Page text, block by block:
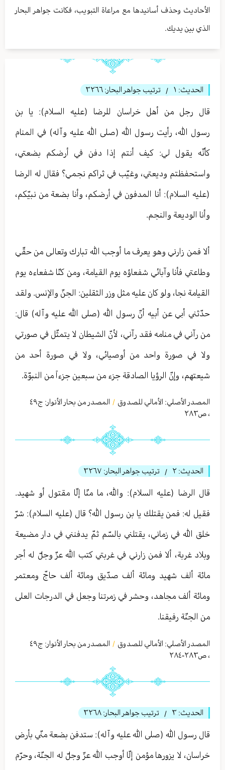
الأحاديث وحذف أسانيدها مع مراعاة التبويب، فكانت جواهر البحار
الذي بين يديك.
الحديث: ١ / ترتيب جواهر البحار: ٣٢٦٦
قال رجل من أهل خراسان للرضا (عليه السلام): يا بن
رسول الله، رأيت رسول الله (صلى الله عليه وآله) في المنام
كأنّه يقول لي: كيف أنتم إذا دفن في أرضكم بضعتي،
واستحفظتم وديعتي، وغيّب في ثراكم نجمي؟ فقال له الرضا
(عليه السلام): أنا المدفون في أرضكم، وأنا بضعة من نبيّكم،
وأنا الوديعة والنجم.
ألا فمن زارني وهو يعرف ما أوجب الله تبارك وتعالی من حقّي
وطاعتي فأنا وآبائي شفعاؤه يوم القيامة، ومن كنّا شفعاءه يوم
القيامة نجا، ولو كان عليه مثل وزر الثقلين: الجنّ والإنس. ولقد
حدّثني أبي عن أبيه أنّ رسول الله (صلى الله عليه وآله) قال:
من رآني في منامه فقد رآني، لأنّ الشيطان لا يتمثّل في صورتي
ولا في صورة واحد من أوصيائي، ولا في صورة أحد من
شيعتهم، وإنّ الرؤيا الصادقة جزء من سبعين جزءاً من النبوّة.
المصدر الأصلي: الأمالي للصدوق / المصدر من بحار الأنوار: ج٤٩
، ص٢٨٣
الحديث: ٢ / ترتيب جواهر البحار: ٣٢٦٧
قال الرضا (عليه السلام): والله، ما منّا إلّا مقتول أو شهيد.
فقيل له: فمن يقتلك يا بن رسول الله؟ قال (عليه السلام): شرّ
خلق الله في زماني، يقتلني بالسّم ثمّ يدفنني في دار مضيعة
وبلاد غربة، ألا فمن زارني في غربتي كتب الله عزّ وجلّ له أجر
مائة ألف شهيد ومائة ألف صدّيق ومائة ألف حاجّ ومعتمر
ومائة ألف مجاهد، وحشر في زمرتنا وجعل في الدرجات العلى
من الجنّة رفيقنا.
المصدر الأصلي: الأمالي للصدوق / المصدر من بحار الأنوار: ج٤٩
، ص٢٨٣-٢٨٤
الحديث: ٣ / ترتيب جواهر البحار: ٣٢٦٨
قال رسول الله (صلى الله عليه وآله): ستدفن بضعة منّي بأرض
خراسان، لا يزورها مؤمن إلّا أوجب الله عزّ وجلّ له الجنّة، وحرّم